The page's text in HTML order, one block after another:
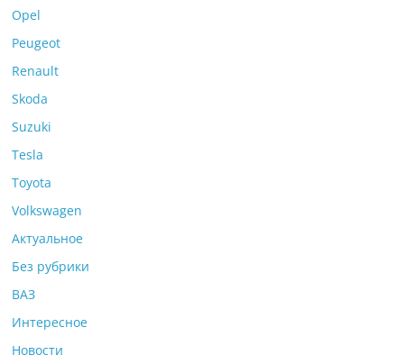
Opel
Peugeot
Renault
Skoda
Suzuki
Tesla
Toyota
Volkswagen
Актуальное
Без рубрики
ВАЗ
Интересное
Новости